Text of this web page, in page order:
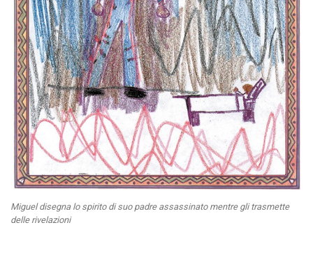
Miguel disegna lo spirito di suo padre assassinato mentre gli trasmette
delle rivelazioni